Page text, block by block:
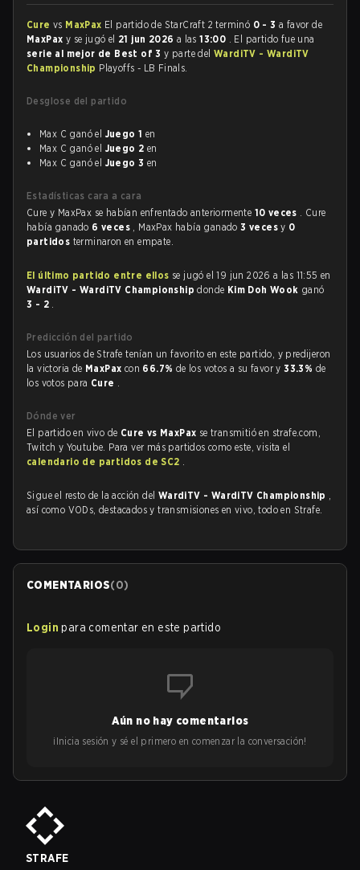
Cure vs MaxPax El partido de StarCraft 2 terminó 0 - 3 a favor de
MaxPax y se jugó el 21 jun 2026 a las13:00 . El partido fue una
serie al mejor de Best of 3y parte delWardiTV - WardiTV
Championship Playoffs - LB Finals.
Desglose del partido
Max C ganó el Juego 1 en
Max C ganó el Juego 2 en
Max C ganó el Juego 3 en
Estadísticas cara a cara
Cure y MaxPax se habían enfrentado anteriormente 10 veces . Cure
había ganado 6 veces , MaxPax había ganado3 vecesy 0
partidos terminaron en empate.
El último partido entre ellos se jugó el 19 jun 2026 a las 11:55 en
WardiTV - WardiTV Championshipdonde Kim Doh Wook ganó
3 - 2 .
Predicción del partido
Los usuarios de Strafe tenían un favorito en este partido, y predijeron
la victoria de MaxPax con 66.7% de los votos a su favor y33.3% de
los votos para Cure .
Dónde ver
El partido en vivo de Cure vs MaxPax se transmitió en strafe.com,
Twitch y Youtube. Para ver más partidos como este, visita el
calendario de partidos de SC2 .
Sigue el resto de la acción del WardiTV - WardiTV Championship ,
así como VODs, destacados y transmisiones en vivo, todo en Strafe.
COMENTARIOS(0)
Login para comentar en este partido
Aún no hay comentarios
¡Inicia sesión y sé el primero en comenzar la conversación!
STRAFE